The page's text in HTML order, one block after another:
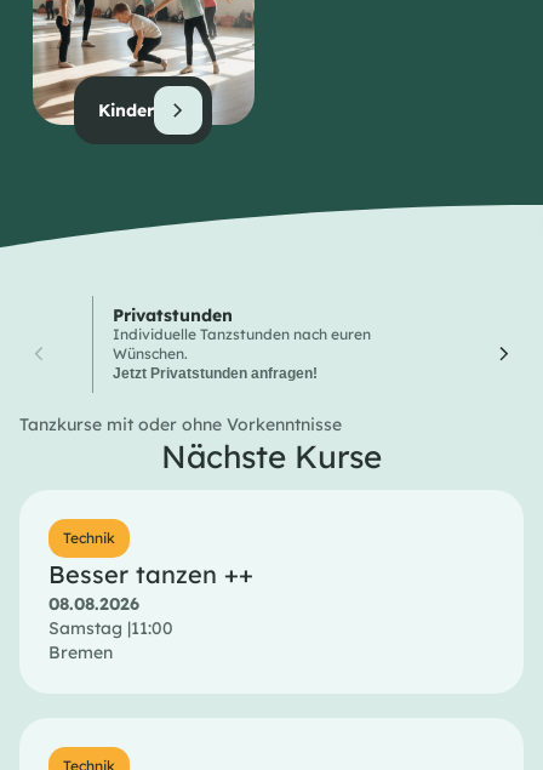
Kinder
Privatstunden
Individuelle Tanzstunden nach euren
Wünschen.
Jetzt Privatstunden anfragen!
Tanzkurse mit oder ohne Vorkenntnisse
Nächste Kurse
Technik
Besser tanzen ++
08.08.2026
Samstag |11:00
Bremen
Technik